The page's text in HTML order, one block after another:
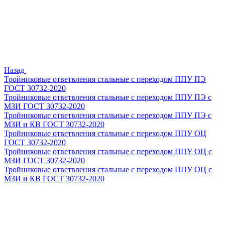
Назад
Тройниковые ответвления стальные с переходом ППУ ПЭ
ГОСТ 30732-2020
Тройниковые ответвления стальные с переходом ППУ ПЭ с
МЗИ ГОСТ 30732-2020
Тройниковые ответвления стальные с переходом ППУ ПЭ с
МЗИ и КВ ГОСТ 30732-2020
Тройниковые ответвления стальные с переходом ППУ ОЦ
ГОСТ 30732-2020
Тройниковые ответвления стальные с переходом ППУ ОЦ с
МЗИ ГОСТ 30732-2020
Тройниковые ответвления стальные с переходом ППУ ОЦ с
МЗИ и КВ ГОСТ 30732-2020